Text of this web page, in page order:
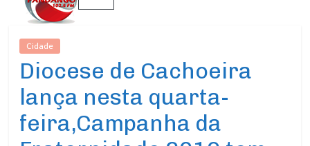
Cidade
Diocese de Cachoeira
lança nesta quarta-
feira,Campanha da